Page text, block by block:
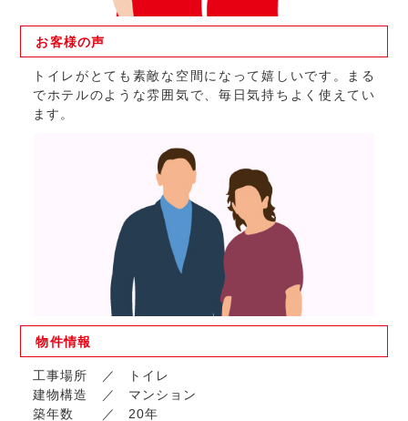
お客様の声
トイレがとても素敵な空間になって嬉しいです。まる
でホテルのような雰囲気で、毎日気持ちよく使えてい
ます。
物件情報
工事場所
トイレ
建物構造
マンション
築年数
20年